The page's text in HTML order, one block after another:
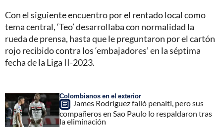
Con el siguiente encuentro por el rentado local como
tema central, ‘Teo’ desarrollaba con normalidad la
rueda de prensa, hasta que le preguntaron por el cartón
rojo recibido contra los ‘embajadores’ en la séptima
fecha de la Liga II-2023.
Colombianos en el exterior
James Rodríguez falló penalti, pero sus
compañeros en Sao Paulo lo respaldaron tras
la eliminación